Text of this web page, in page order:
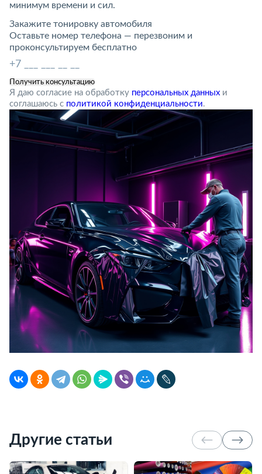
минимум времени и сил.
Закажите тонировку автомобиля
Оставьте номер телефона — перезвоним и
проконсультируем бесплатно
Я даю согласие на обработку персональных данных и
соглашаюсь с политикой конфиденциальности.
Другие статьи